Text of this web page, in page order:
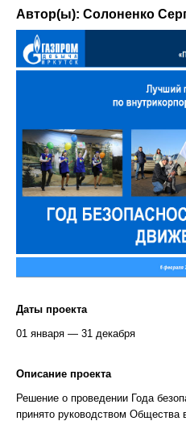
Автор(ы): Солоненко
Даты проекта
01 января — 31 декабря
Описание проекта
Решение о проведении Года
принято руководством Общества